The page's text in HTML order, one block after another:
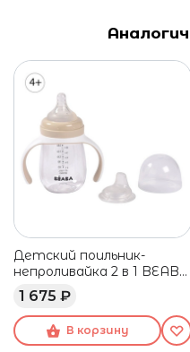
Детский поильник-
непроливайка 2 в 1 BEABA,
210 мл бежевый
1 675 ₽
В корзину